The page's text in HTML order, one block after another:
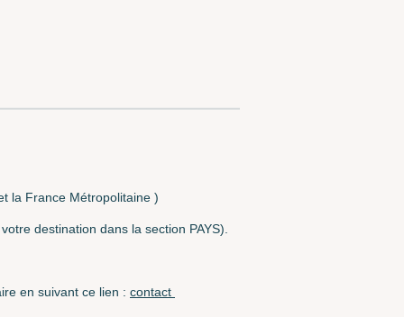
la France Métropolitaine )
destination dans la section PAYS).
en suivant ce lien : contact